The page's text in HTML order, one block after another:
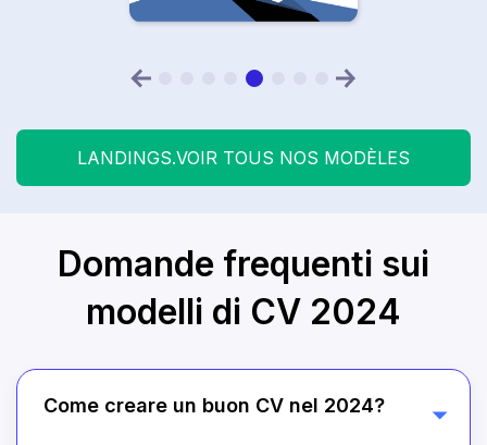
LANDINGS.VOIR TOUS NOS MODÈLES
Domande frequenti sui
modelli di CV 2024
Come creare un buon CV nel 2024?